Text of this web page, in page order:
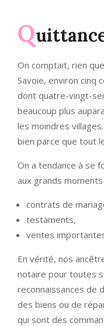
Q
On comptait, rien
Savoie, environ cinq
dont quatre-vingt-
beaucoup plus
les moindres
bien parce que tout
On a tendance à se
aux grands moments
contrats de
testaments,
ventes
En vérité, nos
notaire pour toutes
reconnaissances de
des biens ou de
qui sont des